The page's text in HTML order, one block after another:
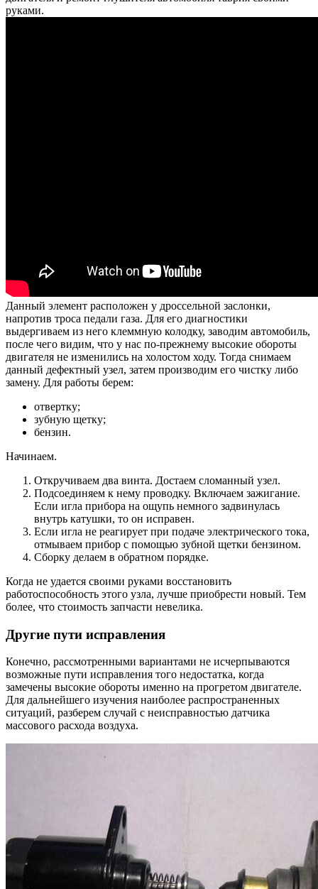
руками.
Данный элемент расположен у дроссельной заслонки,
напротив троса педали газа. Для его диагностики
выдергиваем из него клеммную колодку, заводим автомобиль,
после чего видим, что у нас по-прежнему высокие обороты
двигателя не изменились на холостом ходу. Тогда снимаем
данный дефектный узел, затем производим его чистку либо
замену. Для работы берем:
отвертку;
зубную щетку;
бензин.
Начинаем.
Откручиваем два винта. Достаем сломанный узел.
Подсоединяем к нему проводку. Включаем зажигание.
Если игла прибора на ощупь немного задвинулась
внутрь катушки, то он исправен.
Если игла не реагирует при подаче электрического тока,
отмываем прибор с помощью зубной щетки бензином.
Сборку делаем в обратном порядке.
Когда не удается своими руками восстановить
работоспособность этого узла, лучше приобрести новый. Тем
более, что стоимость запчасти невелика.
Другие пути исправления
Конечно, рассмотренными вариантами не исчерпываются
возможные пути исправления того недостатка, когда
замечены высокие обороты именно на прогретом двигателе.
Для дальнейшего изучения наиболее распространенных
ситуаций, разберем случай с неисправностью датчика
массового расхода воздуха.